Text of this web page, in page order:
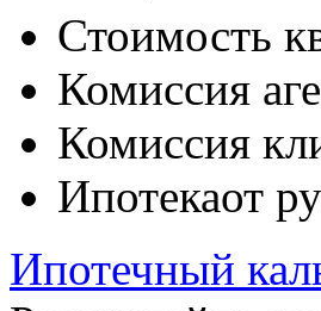
Стоимость
Комиссия
Комиссия
Ипотекаот
Ипотечный